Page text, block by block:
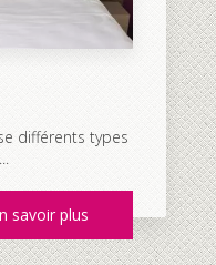
différents types
savoir plus